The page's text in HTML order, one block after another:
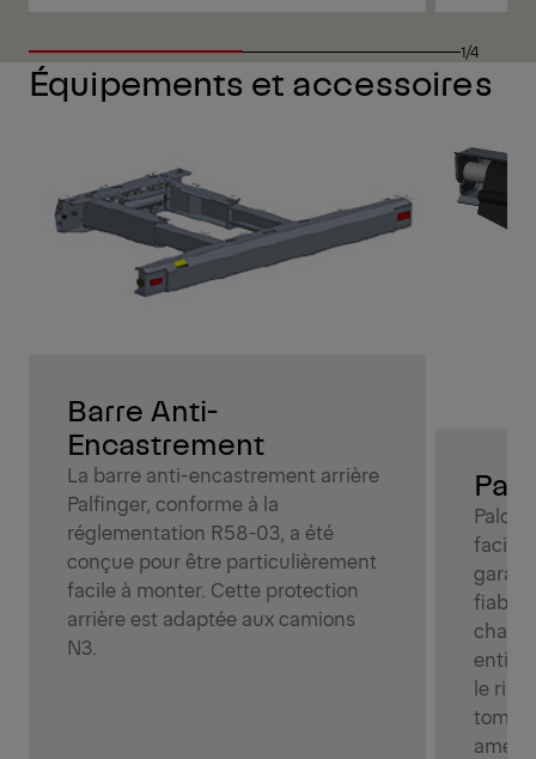
1/4
Équipements et accessoires
Barre Anti-
Encastrement
La barre anti-encastrement arrière
Palfinger, conforme à la
réglementation R58-03, a été
conçue pour être particulièrement
facile à monter. Cette protection
arrière est adaptée aux camions
N3.
facile
fiable
le